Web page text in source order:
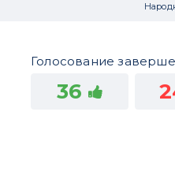
Голосование
36